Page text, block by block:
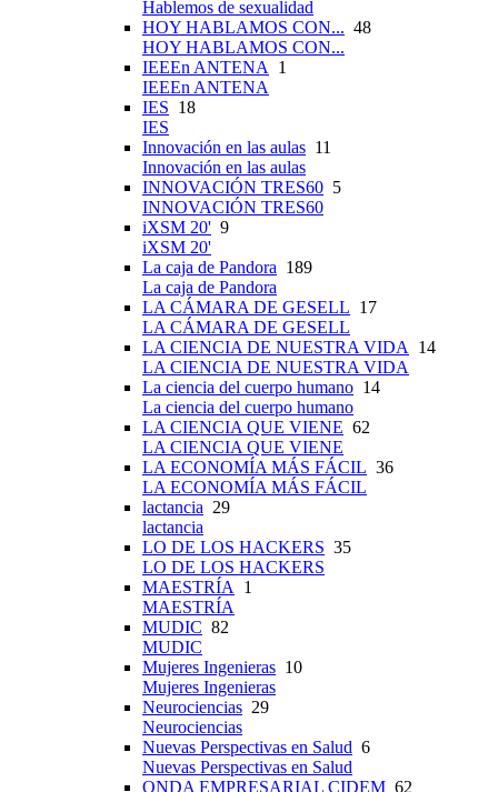
Hablemos de sexualidad
HOY HABLAMOS CON... 48
HOY HABLAMOS CON...
IEEEn ANTENA
1
IEEEn ANTENA
IES 18
IES
Innovación en las aulas 11
Innovación en las aulas
INNOVACIÓN TRES60 5
INNOVACIÓN TRES60
iXSM 20' 9
iXSM 20'
La caja de Pandora 189
La caja de Pandora
LA CÁMARA DE GESELL 17
LA CÁMARA DE GESELL
LA CIENCIA DE NUESTRA VIDA
14
LA CIENCIA DE NUESTRA VIDA
La ciencia del cuerpo humano 14
La ciencia del cuerpo humano
LA CIENCIA QUE VIENE 62
LA CIENCIA QUE VIENE
LA ECONOMÍA MÁS FÁCIL 36
LA ECONOMÍA MÁS FÁCIL
lactancia 29
lactancia
LO DE LOS HACKERS 35
LO DE LOS HACKERS
MAESTRÍA
1
MAESTRÍA
MUDIC 82
MUDIC
Mujeres Ingenieras 10
Mujeres Ingenieras
Neurociencias 29
Neurociencias
Nuevas Perspectivas en Salud 6
Nuevas Perspectivas en Salud
ONDA EMPRESARIAL CIDEM 62